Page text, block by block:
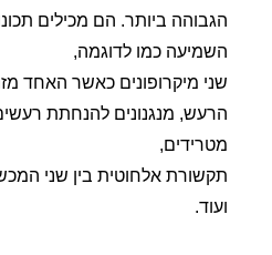
הגבוהה ביותר. הם מכילים
השמיעה כמו לדוגמה,
שני מיקרופונים כאשר האחד
הרעש, מנגנונים להנחתת
מטרידים,
תקשורת אלחוטית בין שני
ועוד.